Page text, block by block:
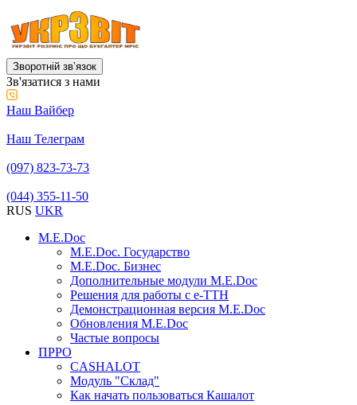
Зворотній звʼязок
Зв'язатися з нами
Наш Вайбер
Наш Телеграм
(097) 823-73-73
(044) 355-11-50
RUS UKR
M.E.Doc
M.E.Doc. Государство
M.E.Doc. Бизнес
Дополнительные модули M.E.Doc
Решения для работы с е-ТТН
Демонстрационная версия M.E.Doc
Обновления M.E.Doc
Частые вопросы
ПРРО
CASHALOT
Модуль "Склад"
Как начать пользоваться Кашалот